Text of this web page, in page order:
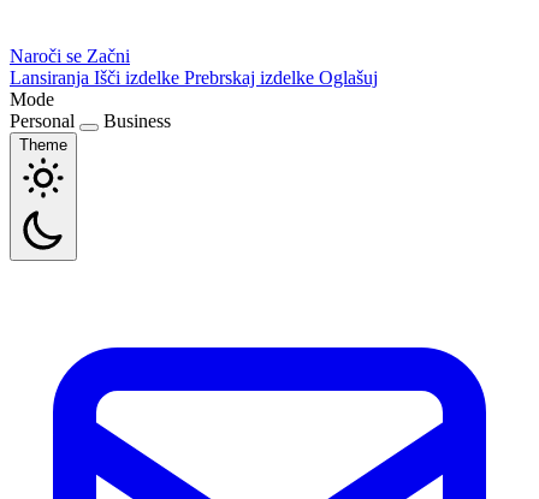
Naroči se Začni
Lansiranja Išči izdelke Prebrskaj izdelke Oglašuj
Mode
Personal
Business
Theme